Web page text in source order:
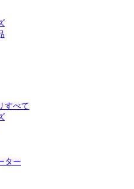
すべて
ター